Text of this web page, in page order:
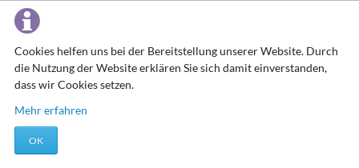
Cookies helfen uns bei der Bereitstellung unserer Website. Durch
die Nutzung der Website erklären Sie sich damit einverstanden,
dass wir Cookies setzen.
Mehr erfahren
OK